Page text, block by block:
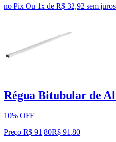
no Pix Ou 1x de R$ 32,92 sem juros
Régua Bitubular de
10% OFF
Preço R$ 91,80R$ 91,80